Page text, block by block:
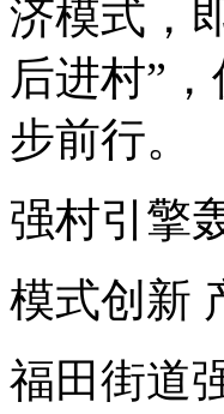
济模式，
后进村”
步前行。
强村引擎
模式创新
福田街道